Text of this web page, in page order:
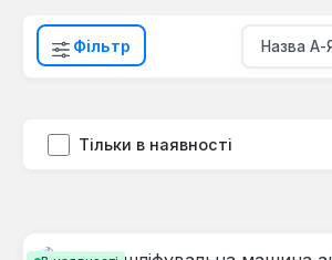
Фільтр
Тільки в наявності